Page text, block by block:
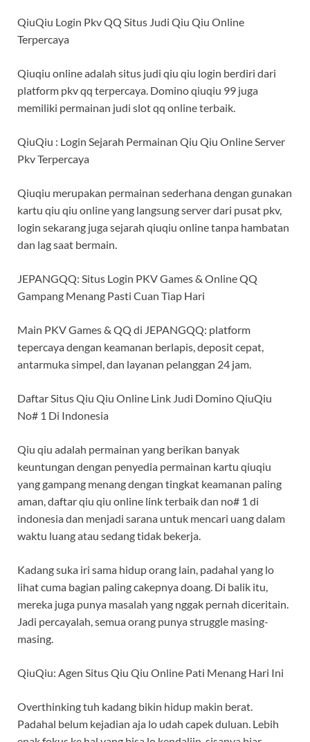
QiuQiu Login Pkv QQ Situs Judi Qiu Qiu Online
Terpercaya
Qiuqiu online adalah situs judi qiu qiu login berdiri dari
platform pkv qq terpercaya. Domino qiuqiu 99 juga
memiliki permainan judi slot qq online terbaik.
QiuQiu : Login Sejarah Permainan Qiu Qiu Online Server
Pkv Terpercaya
Qiuqiu merupakan permainan sederhana dengan gunakan
kartu qiu qiu online yang langsung server dari pusat pkv,
login sekarang juga sejarah qiuqiu online tanpa hambatan
dan lag saat bermain.
JEPANGQQ: Situs Login PKV Games & Online QQ
Gampang Menang Pasti Cuan Tiap Hari
Main PKV Games & QQ di JEPANGQQ: platform
tepercaya dengan keamanan berlapis, deposit cepat,
antarmuka simpel, dan layanan pelanggan 24 jam.
Daftar Situs Qiu Qiu Online Link Judi Domino QiuQiu
No# 1 Di Indonesia
Qiu qiu adalah permainan yang berikan banyak
keuntungan dengan penyedia permainan kartu qiuqiu
yang gampang menang dengan tingkat keamanan paling
aman, daftar qiu qiu online link terbaik dan no# 1 di
indonesia dan menjadi sarana untuk mencari uang dalam
waktu luang atau sedang tidak bekerja.
Kadang suka iri sama hidup orang lain, padahal yang lo
lihat cuma bagian paling cakepnya doang. Di balik itu,
mereka juga punya masalah yang nggak pernah diceritain.
Jadi percayalah, semua orang punya struggle masing-
masing.
QiuQiu: Agen Situs Qiu Qiu Online Pati Menang Hari Ini
Overthinking tuh kadang bikin hidup makin berat.
Padahal belum kejadian aja lo udah capek duluan. Lebih